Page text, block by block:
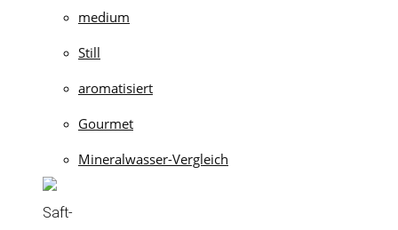
medium
Still
aromatisiert
Gourmet
Mineralwasser-Vergleich